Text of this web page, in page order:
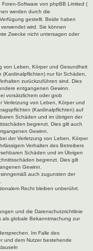
Foren-Software von phpBB Limited (
werden durch die
gestellt. Beide haben
wird. Sie können
Zwecke nicht untersagen oder
von Leben, Körper und Gesundheit
nur für Schäden,
zurückzuführen sind. Dies
entgangenen Gewinn.
vorsätzlichem oder grob
Verletzung von Leben, Körper und
(Kardinalpflichten) auf
Schäden und im übrigen der
begrenzt. Dies gilt auch
Gewinn.
der Verletzung von Leben, Körper
Verhalten des Betreibers
Schäden und im Übrigen
begrenzt. Dies gilt
Gewinn.
auch zugunsten der
Recht bleiben unberührt.
und die Datenschutzrichtlinie
als globale Bekanntmachung zur
Im Falle des
und dem Nutzer bestehende